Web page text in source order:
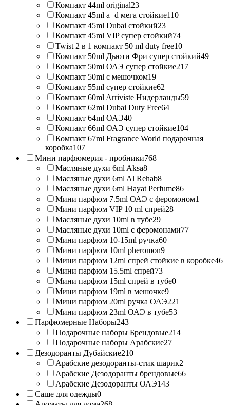
Компакт 44ml original23
Компакт 45ml a+d мега стойкие110
Компакт 45ml Dubai стойкий23
Компакт 45ml VIP супер стойкий74
Twist 2 в 1 компакт 50 ml duty free10
Компакт 50ml Дьюти Фри супер стойкий49
Компакт 50ml ОАЭ супер стойкие217
Компакт 50ml с мешочком19
Компакт 55ml супер стойкие62
Компакт 60ml Arriviste Нидерланды59
Компакт 62ml Dubai Duty Free64
Компакт 64ml ОАЭ40
Компакт 66ml ОАЭ супер стойкие104
Компакт 67ml Fragrance World подарочная
коробка107
Мини парфюмерия - пробники768
Масляные духи 6ml Aksa8
Масляные духи 6ml Al Rehab8
Масляные духи 6ml Hayat Perfume86
Мини парфюм 7.5ml ОАЭ с феромоном1
Мини парфюм VIP 10 ml спрей28
Масляные духи 10ml в тубе29
Масляные духи 10ml с феромонами77
Мини парфюм 10-15ml ручка60
Мини парфюм 10ml pheromon9
Мини парфюм 12ml спрей стойкие в коробке46
Мини парфюм 15.5ml спрей73
Мини парфюм 15ml спрей в тубе0
Мини парфюм 19ml в мешочке9
Мини парфюм 20ml ручка ОАЭ221
Мини парфюм 23ml ОАЭ в тубе53
Парфюмерные Наборы243
Подарочные наборы Брендовые214
Подарочные наборы Арабские27
Дезодоранты Дубайские210
Арабские дезодоранты-стик шарик2
Арабские Дезодоранты брендовые66
Арабские Дезодоранты ОАЭ143
Саше для одежды0